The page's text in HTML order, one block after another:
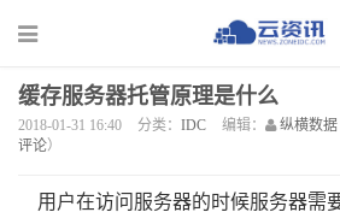
缓存服务器托管原理是什么
2018-01-31 16:40 分类： IDC 编辑： 纵横数据
评论）
用户在访问服务器的时候服务器需